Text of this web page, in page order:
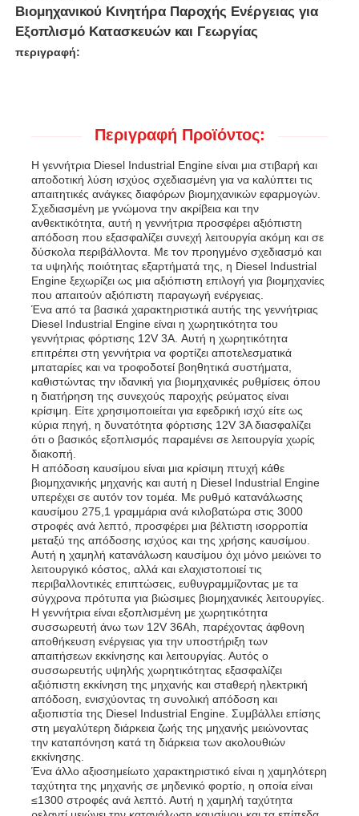
Αρχική Σελίδα
Προϊόντα
Βίντεο
Σχετικά με εμάς
Γύρος εργοστασίων
Ποιοτικός έλεγχος
επαφή
Νέα
Όλες οι περιπτώσεις
Ζητήστε ένα απόσπασμα
Βιομηχανικού Κινητήρα Παροχής Ενέργειας για
Εξοπλισμό Κατασκευών και Γεωργίας
περιγραφή:
Περιγραφή Προϊόντος:
Η γεννήτρια Diesel Industrial Engine είναι μια στιβαρή και
αποδοτική λύση ισχύος σχεδιασμένη για να καλύπτει τις
απαιτητικές ανάγκες διαφόρων βιομηχανικών εφαρμογών.
Σχεδιασμένη με γνώμονα την ακρίβεια και την
ανθεκτικότητα, αυτή η γεννήτρια προσφέρει αξιόπιστη
απόδοση που εξασφαλίζει συνεχή λειτουργία ακόμη και σε
δύσκολα περιβάλλοντα. Με τον προηγμένο σχεδιασμό και
τα υψηλής ποιότητας εξαρτήματά της, η Diesel Industrial
Engine ξεχωρίζει ως μια αξιόπιστη επιλογή για βιομηχανίες
που απαιτούν αξιόπιστη παραγωγή ενέργειας.
Ένα από τα βασικά χαρακτηριστικά αυτής της γεννήτριας
Diesel Industrial Engine είναι η χωρητικότητα του
γεννήτριας φόρτισης 12V 3A. Αυτή η χωρητικότητα
επιτρέπει στη γεννήτρια να φορτίζει αποτελεσματικά
μπαταρίες και να τροφοδοτεί βοηθητικά συστήματα,
καθιστώντας την ιδανική για βιομηχανικές ρυθμίσεις όπου
η διατήρηση της συνεχούς παροχής ρεύματος είναι
κρίσιμη. Είτε χρησιμοποιείται για εφεδρική ισχύ είτε ως
κύρια πηγή, η δυνατότητα φόρτισης 12V 3A διασφαλίζει
ότι ο βασικός εξοπλισμός παραμένει σε λειτουργία χωρίς
διακοπή.
Η απόδοση καυσίμου είναι μια κρίσιμη πτυχή κάθε
βιομηχανικής μηχανής και αυτή η Diesel Industrial Engine
υπερέχει σε αυτόν τον τομέα. Με ρυθμό κατανάλωσης
καυσίμου 275,1 γραμμάρια ανά κιλοβατώρα στις 3000
στροφές ανά λεπτό, προσφέρει μια βέλτιστη ισορροπία
μεταξύ της απόδοσης ισχύος και της χρήσης καυσίμου.
Αυτή η χαμηλή κατανάλωση καυσίμου όχι μόνο μειώνει το
λειτουργικό κόστος, αλλά και ελαχιστοποιεί τις
περιβαλλοντικές επιπτώσεις, ευθυγραμμίζοντας με τα
σύγχρονα πρότυπα για βιώσιμες βιομηχανικές λειτουργίες.
Η γεννήτρια είναι εξοπλισμένη με χωρητικότητα
συσσωρευτή άνω των 12V 36Ah, παρέχοντας άφθονη
αποθήκευση ενέργειας για την υποστήριξη των
απαιτήσεων εκκίνησης και λειτουργίας. Αυτός ο
συσσωρευτής υψηλής χωρητικότητας εξασφαλίζει
αξιόπιστη εκκίνηση της μηχανής και σταθερή ηλεκτρική
απόδοση, ενισχύοντας τη συνολική απόδοση και
αξιοπιστία της Diesel Industrial Engine. Συμβάλλει επίσης
στη μεγαλύτερη διάρκεια ζωής της μηχανής μειώνοντας
την καταπόνηση κατά τη διάρκεια των ακολουθιών
εκκίνησης.
Ένα άλλο αξιοσημείωτο χαρακτηριστικό είναι η χαμηλότερη
ταχύτητα της μηχανής σε μηδενικό φορτίο, η οποία είναι
≤1300 στροφές ανά λεπτό. Αυτή η χαμηλή ταχύτητα